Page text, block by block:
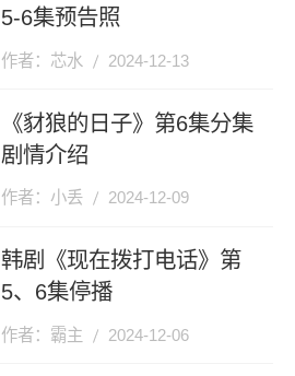
5-6集预告照
作者：芯水 2024-12-13
《豺狼的日子》第6集分集
剧情介绍
作者：小丢 2024-12-09
韩剧《现在拨打电话》第
5、6集停播
作者：霸主 2024-12-06